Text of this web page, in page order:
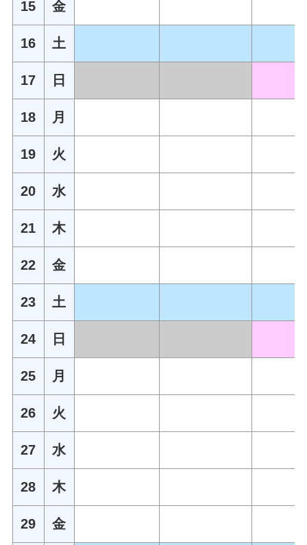
15 金
16 土
17 日
18 月
19 火
20 水
21 木
22 金
23 土
24 日
25 月
26 火
27 水
28 木
29 金